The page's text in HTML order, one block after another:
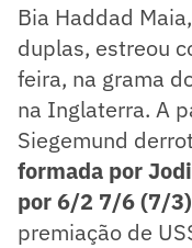
Bia Haddad
duplas, estreou
feira, na grama
na Inglaterra. A
Siegemund
formada por
por 6/2 7/6 (7/3)
premiação de